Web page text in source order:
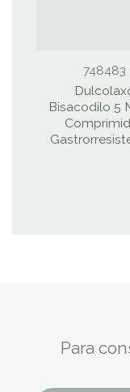
748483
Bisacodilo 5
Para